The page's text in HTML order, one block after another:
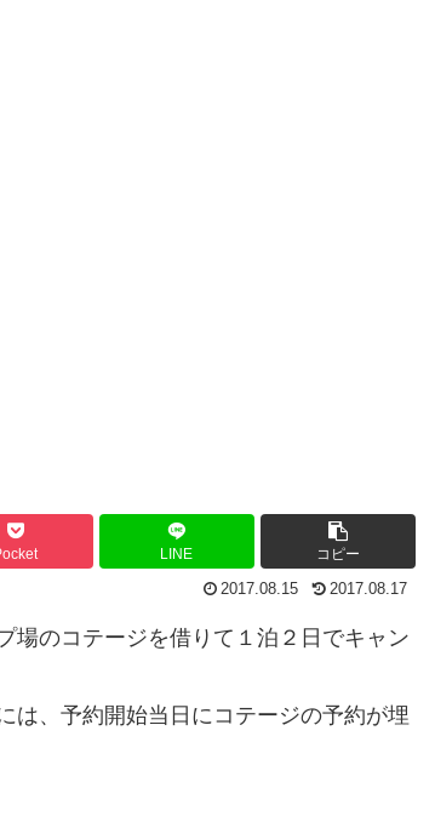
LINE コピー
2017.08.15 2017.08.17
場のコテージを借りて１泊２日でキャン
は、予約開始当日にコテージの予約が埋